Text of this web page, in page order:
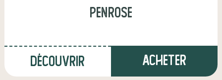
penrose
Découvrir Acheter